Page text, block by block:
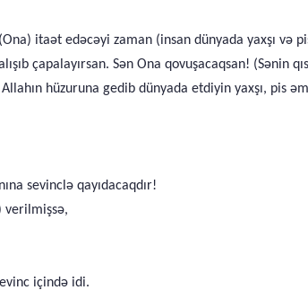
itaət edəcəyi zaman (insan dünyada yaxşı və
çapalayırsan. Sən Ona qovuşacaqsan! (Sənin
hüzuruna gedib dünyada etdiyin yaxşı, pis
sevinclə qayıdacaqdır!
verilmişsə,
içində idi.